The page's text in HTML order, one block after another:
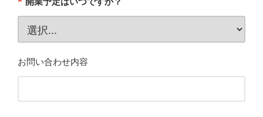
お問い合わせ内容